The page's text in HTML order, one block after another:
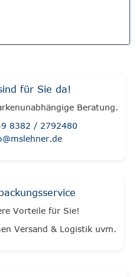
für Sie da!
Beratung.
8382 / 2792480
Vorteile für Sie!
Versand & Logistik uvm.